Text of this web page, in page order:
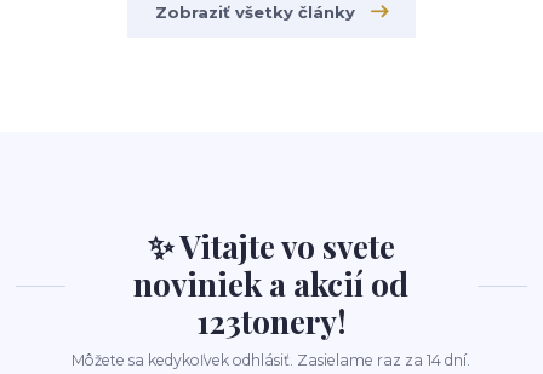
Zobraziť všetky články
✨ Vitajte vo svete
noviniek a akcií od
123tonery!
Môžete sa kedykoľvek odhlásiť. Zasielame raz za 14 dní.